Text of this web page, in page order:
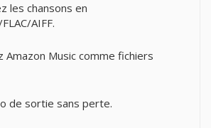
les chansons en
AIFF.
Amazon Music comme fichiers
de sortie sans perte.